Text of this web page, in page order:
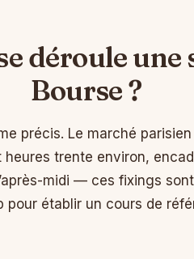
déroule une
Bourse ?
précis. Le marché
trente environ,
midi — ces fixings
pour établir un cours de